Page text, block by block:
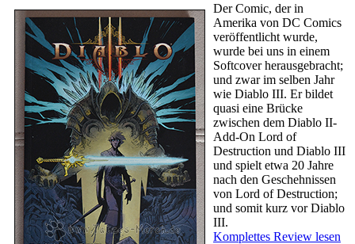
Der Comic, der in
Amerika von DC Comics
veröffentlicht wurde,
wurde bei uns in einem
Softcover herausgebracht;
und zwar im selben Jahr
wie Diablo III. Er bildet
quasi eine Brücke
zwischen dem Diablo II-
Add-On Lord of
Destruction und Diablo III
und spielt etwa 20 Jahre
nach den Geschehnissen
von Lord of Destruction;
und somit kurz vor Diablo
III.
Komplettes Review lesen